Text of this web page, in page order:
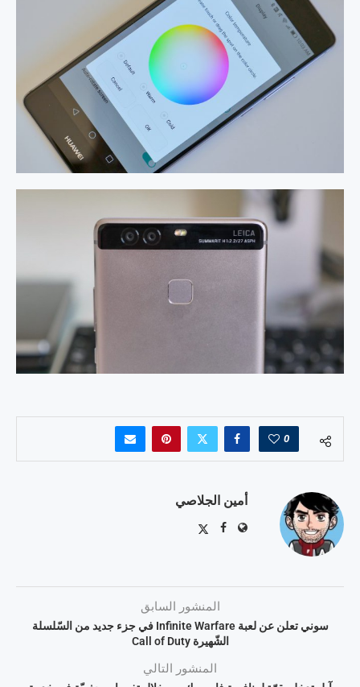
0
أمين الجلاصي
المنشور السابق
سوني تعلن عن لعبة Infinite Warfare في جزء جديد من السّلسلة
الشّهيرة Call of Duty
المنشور التالي